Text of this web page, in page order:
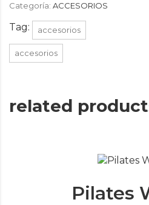
Categoría: ACCESORIOS
Tag: accesorios
accesorios
related
Pilates